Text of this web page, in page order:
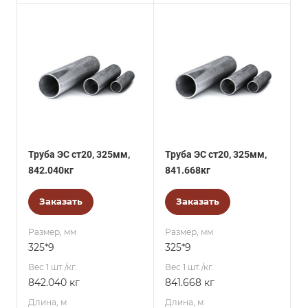
Труба ЭС ст20, 325мм,
842.040кг
Заказать
Размер, мм
325*9
Вес 1 шт./кг.
842.040 кг
Длина, м
Труба ЭС ст20, 325мм,
841.668кг
Заказать
Размер, мм
325*9
Вес 1 шт./кг.
841.668 кг
Длина, м